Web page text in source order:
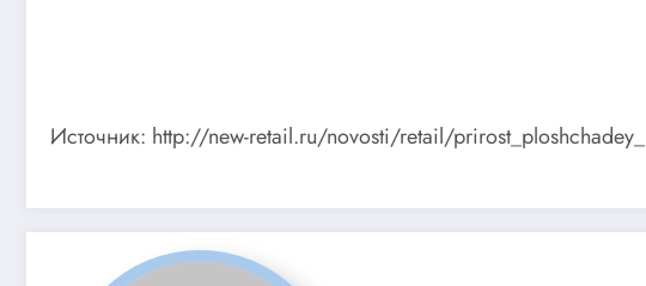
Источник: http://new-retail.ru/novosti/retail/